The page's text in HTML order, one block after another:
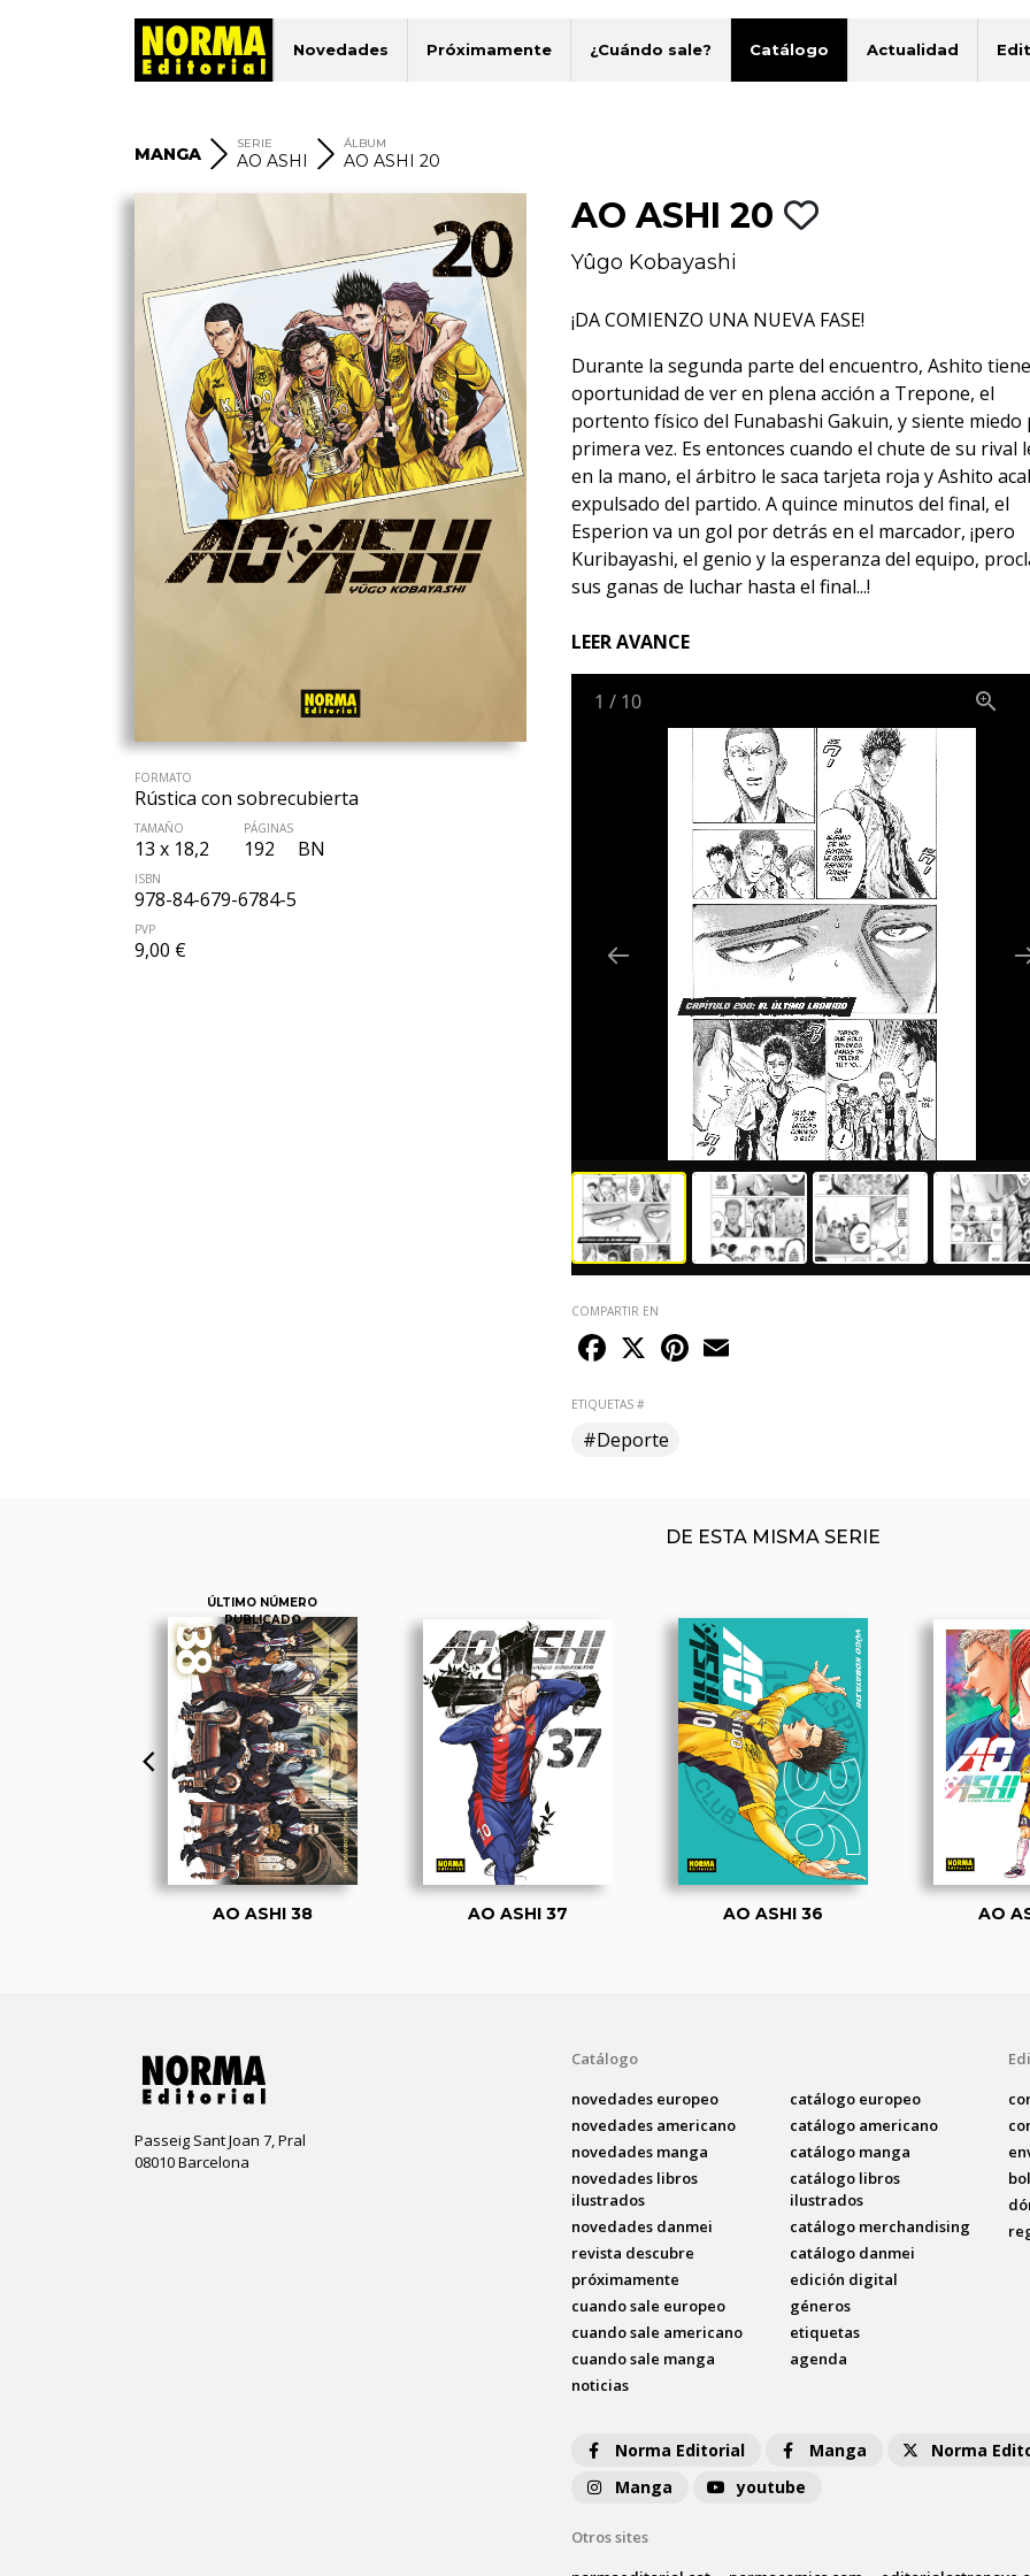
Novedades Próximamente ¿Cuándo sale? Catálogo Actualidad
MANGA
SERIE
AO ASHI
ÁLBUM
AO ASHI 20
FORMATO
Rústica con sobrecubierta
TAMAÑO
13 x 18,2
PÁGINAS
192 BN
ISBN
978-84-679-6784-5
PVP
9,00 €
AO ASHI 20
Yûgo Kobayashi
¡DA COMIENZO UNA NUEVA FASE!
Durante la segunda parte del encuentro, Ashito
oportunidad de ver en plena acción a Trepone, el
portento físico del Funabashi Gakuin, y siente miedo
primera vez. Es entonces cuando el chute de su rival
en la mano, el árbitro le saca tarjeta roja y Ashito
expulsado del partido. A quince minutos del final, el
Esperion va un gol por detrás en el marcador, ¡pero
Kuribayashi, el genio y la esperanza del equipo,
sus ganas de luchar hasta el final...!
LEER AVANCE
1 / 10
COMPARTIR EN
Facebook
X Pinterest
ETIQUETAS #
#Deporte
DE ESTA MISMA SERIE
ÚLTIMO NÚMERO
PUBLICADO
AO ASHI 38 AO ASHI 37 AO ASHI 36 AO
Passeig Sant Joan 7, Pral
08010 Barcelona
Catálogo
novedades europeo
novedades americano
novedades manga
novedades libros
ilustrados
novedades danmei
revista descubre
próximamente
cuando sale europeo
cuando sale americano
cuando sale manga
noticias
catálogo europeo
catálogo americano
catálogo manga
catálogo libros
ilustrados
catálogo merchandising
catálogo danmei
edición digital
géneros
etiquetas
agenda
Norma Editorial Manga
Norma
Manga
youtube
Otros sites